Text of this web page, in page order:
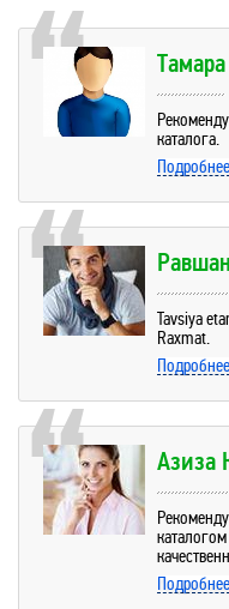
Тамара
каталога.
Подробнее
Tavsiya
Raxmat.
Подробнее
Азиза
Подробнее